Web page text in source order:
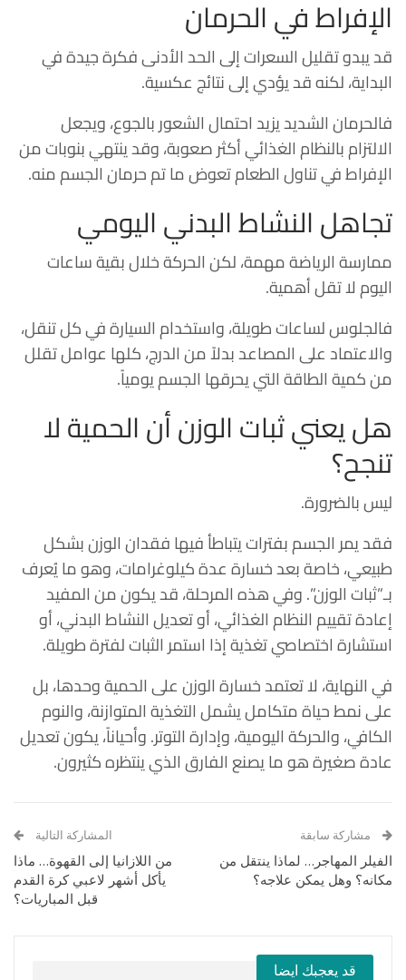
الإفراط في الحرمان
قد يبدو تقليل السعرات إلى الحد الأدنى فكرة جيدة في
البداية، لكنه قد يؤدي إلى نتائج عكسية.
فالحرمان الشديد يزيد احتمال الشعور بالجوع، ويجعل
الالتزام بالنظام الغذائي أكثر صعوبة، وقد ينتهي بنوبات من
الإفراط في تناول الطعام تعوض ما تم حرمان الجسم منه.
تجاهل النشاط البدني اليومي
ممارسة الرياضة مهمة، لكن الحركة خلال بقية ساعات
اليوم لا تقل أهمية.
فالجلوس لساعات طويلة، واستخدام السيارة في كل تنقل،
والاعتماد على المصاعد بدلاً من الدرج، كلها عوامل تقلل
من كمية الطاقة التي يحرقها الجسم يومياً.
هل يعني ثبات الوزن أن الحمية لا
تنجح؟
ليس بالضرورة.
فقد يمر الجسم بفترات يتباطأ فيها فقدان الوزن بشكل
طبيعي، خاصة بعد خسارة عدة كيلوغرامات، وهو ما يُعرف
بـ”ثبات الوزن”. وفي هذه المرحلة، قد يكون من المفيد
إعادة تقييم النظام الغذائي، أو تعديل النشاط البدني، أو
استشارة اختصاصي تغذية إذا استمر الثبات لفترة طويلة.
في النهاية، لا تعتمد خسارة الوزن على الحمية وحدها، بل
على نمط حياة متكامل يشمل التغذية المتوازنة، والنوم
الكافي، والحركة اليومية، وإدارة التوتر. وأحياناً، يكون تعديل
عادة صغيرة هو ما يصنع الفارق الذي ينتظره كثيرون.
مشاركة سابقة
الفيلر المهاجر… لماذا ينتقل من
مكانه؟ وهل يمكن علاجه؟
المشاركة التالية
من اللازانيا إلى القهوة… ماذا
يأكل أشهر لاعبي كرة القدم
قبل المباريات؟
قد يعجبك ايضا